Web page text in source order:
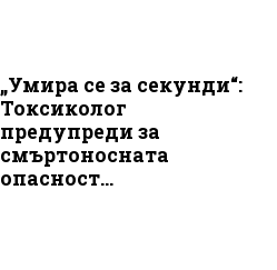
„Умира се за секунди“:
Токсиколог
предупреди за
смъртоносната
опасност...